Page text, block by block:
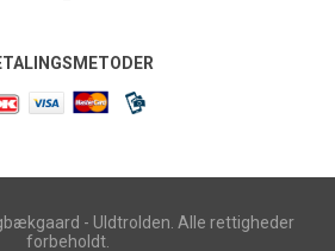
- Uldtrolden. Alle rettigheder
forbeholdt.